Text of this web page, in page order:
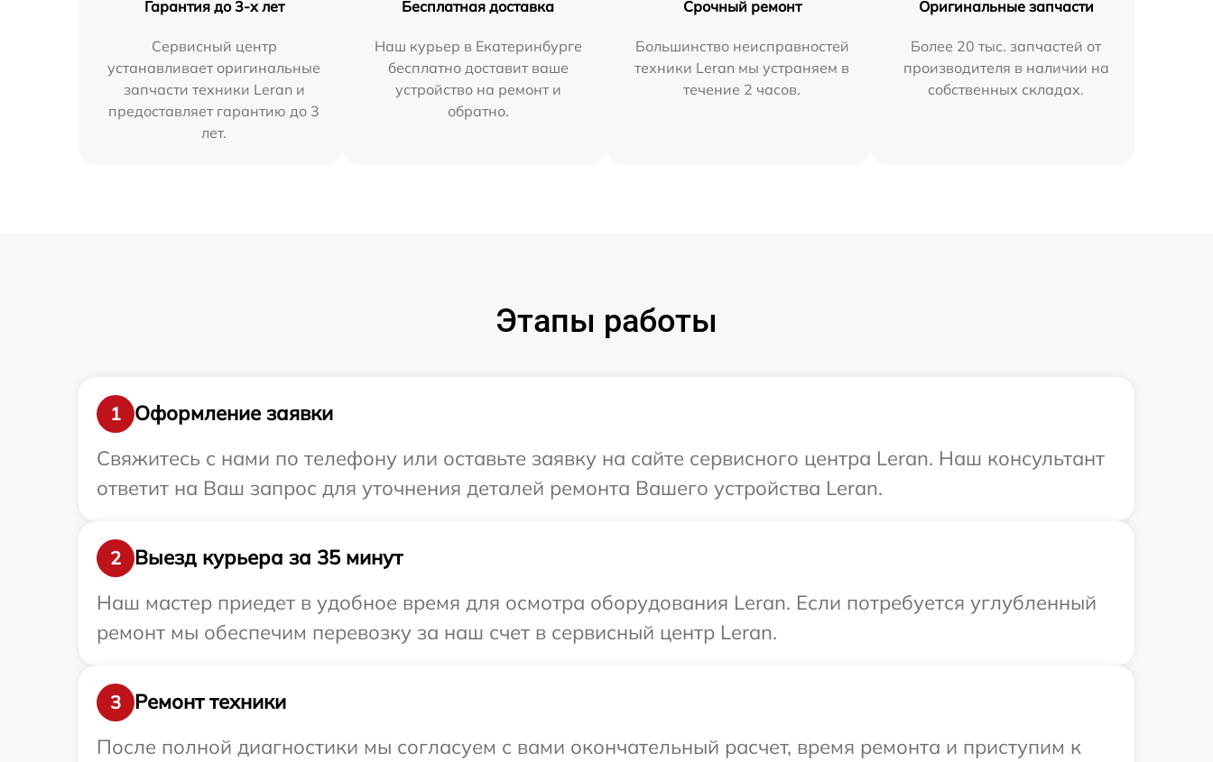
Гарантия до 3-х лет
Сервисный центр
устанавливает оригинальные
запчасти техники Leran и
предоставляет гарантию до 3
лет.
Бесплатная доставка
Наш курьер в Екатеринбурге
бесплатно доставит ваше
устройство на ремонт и
обратно.
Срочный ремонт
Большинство неисправностей
техники Leran мы устраняем в
течение 2 часов.
Оригинальные запчасти
Более 20 тыс. запчастей от
производителя в наличии на
собственных складах.
Этапы работы
1
Оформление заявки
Свяжитесь с нами по телефону или оставьте заявку на сайте сервисного центра Leran. Наш консультант
ответит на Ваш запрос для уточнения деталей ремонта Вашего устройства Leran.
2
Выезд курьера за 35 минут
Наш мастер приедет в удобное время для осмотра оборудования Leran. Если потребуется углубленный
ремонт мы обеспечим перевозку за наш счет в сервисный центр Leran.
3
Ремонт техники
После полной диагностики мы согласуем с вами окончательный расчет, время ремонта и приступим к